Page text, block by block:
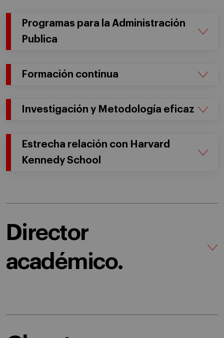
Programas para la Administración
Publica
Formación continua
Investigación y Metodología eficaz
Estrecha relación con Harvard
Kennedy School
Director
académico.